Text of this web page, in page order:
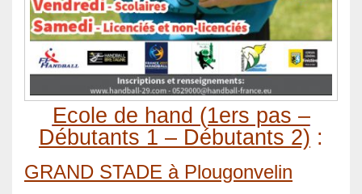
Ecole de hand (1ers pas –
Débutants 1 – Débutants 2) :
GRAND STADE à Plougonvelin